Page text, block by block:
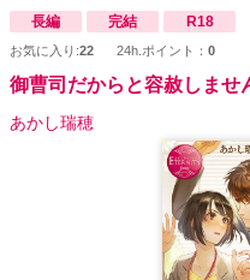
長編 完結 R18
お気に入り:22 24h.ポイント： 0
御曹司だからと容赦しませ
あかし瑞穂